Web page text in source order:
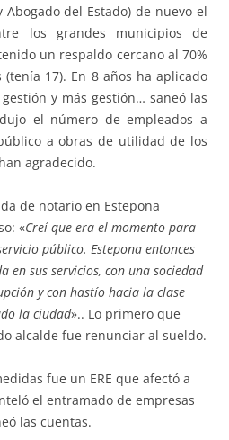
Abogado del Estado) de nuevo el
los grandes municipios de
un respaldo cercano al 70%
17). En 8 años ha aplicado
y más gestión… saneó las
el número de empleados a
a obras de utilidad de los
agradecido.
de notario en Estepona
«Creí que era el momento para
público. Estepona entonces
en sus servicios, con una sociedad
y con hastío hacia la clase
la ciudad».. Lo primero que
alcalde fue renunciar al sueldo.
fue un ERE que afectó a
el entramado de empresas
las cuentas.